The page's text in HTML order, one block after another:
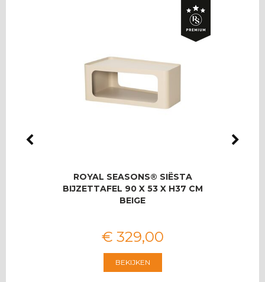
ROYAL SEASONS® SIËSTA
BIJZETTAFEL 90 X 53 X H37 CM
BEIGE
€ 329,00
BEKIJKEN